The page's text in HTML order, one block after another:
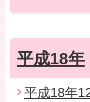
平成18年
平成18年